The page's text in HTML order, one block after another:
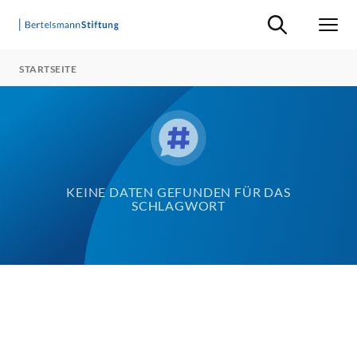
Suche ein-/
STARTSEITE
KEINE DATEN GEFUNDEN FÜR DAS
SCHLAGWORT